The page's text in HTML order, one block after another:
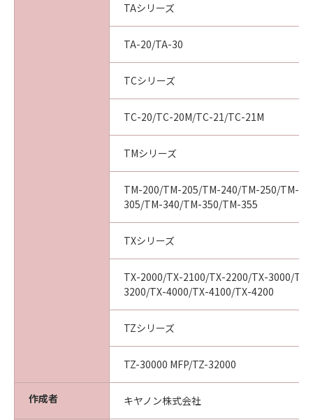
ン、キヤノンの関連会社、それらの販売代理店
及び販売店のすべての責任であり、お客様の唯
お客様は、日本国政府または関連する外国政府
より必要な認可等を得ることなしに「本ソフト
ウエア」の全部または一部を、直接または間接
に輸出してはなりません。
インストールされた時点で発効し、下記(2)また
は(3)により終了されるまで有効に存続します。
製物のすべてを廃棄及び消去することにより、
本契約を終了させることができます。
項に違反した場合、直ちに本契約を終了させる
ちに、「本ソフトウエア」及びその複製物のす
べてを廃棄及び消去するものとします。
本契約は、日本国法に準拠するものとします。
U.S. GOVERNMENT RESTRICTED RIGHTS
TAシリーズ
TA-20/TA-30
TCシリーズ
TC-20/TC-20M/TC-21/TC-21M
TMシリーズ
TM-200/TM-205/TM-240/TM-250/TM-
305/TM-340/TM-350/TM-355
TXシリーズ
TX-2000/TX-2100/TX-2200/TX-3000/
3200/TX-4000/TX-4100/TX-4200
TZシリーズ
TZ-30000 MFP/TZ-32000
作成者 キヤノン株式会社